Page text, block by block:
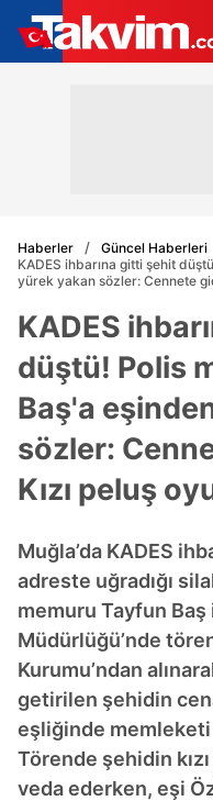
Haberler
Güncel Haberleri
KADES ihbarına gitti şehit
yürek yakan sözler: Cennete
KADES
düştü! Polis
Baş'a
sözler:
Kızı peluş
Muğla’da KADES
adreste uğradığı
memuru Tayfun
Müdürlüğü’nde
Kurumu’ndan
getirilen şehidin
eşliğinde memleketi
Törende şehidin
veda ederken, eşi